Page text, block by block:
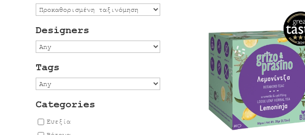
Designers
Tags
Categories
Ευεξία